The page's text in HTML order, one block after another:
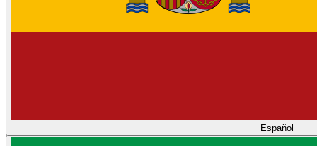
Español